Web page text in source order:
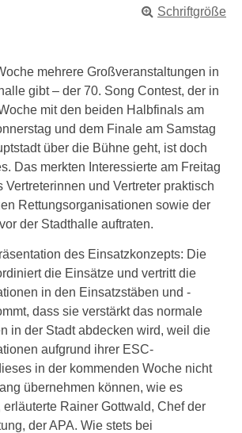
Schriftgröße
mehrere Großveranstaltungen in
gibt – der 70. Song Contest, der in
mit den beiden Halbfinals am
und dem Finale am Samstag
über die Bühne geht, ist doch
Das merkten Interessierte am Freitag
Vertreterinnen und Vertreter praktisch
Rettungsorganisationen sowie der
der Stadthalle auftraten.
des Einsatzkonzepts: Die
die Einsätze und vertritt die
in den Einsatzstäben und -
dass sie verstärkt das normale
in der Stadt abdecken wird, weil die
aufgrund ihrer ESC-
in der kommenden Woche nicht
übernehmen können, wie es
Rainer Gottwald, Chef der
der APA. Wie stets bei